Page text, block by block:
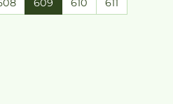
609 610
611